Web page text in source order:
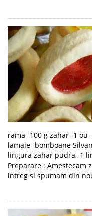
rama -100 g zahar -1
lamaie -bomboane
lingura zahar pudra -1
Preparare : Amestecam
intreg si spumam din